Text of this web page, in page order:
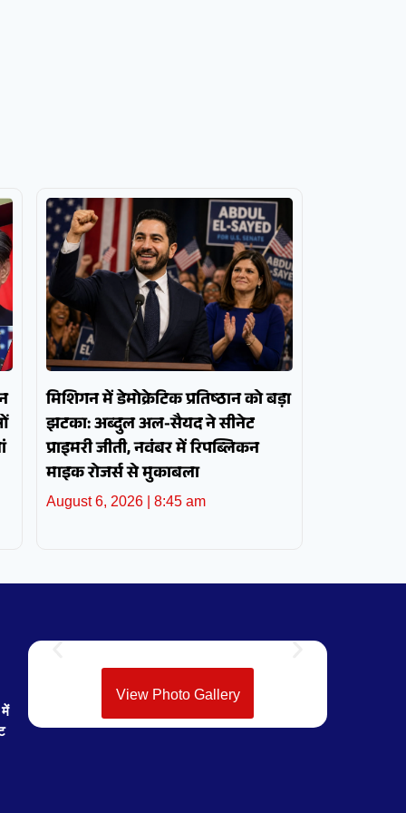
मिशिगन में डेमोक्रेटिक प्रतिष्ठान को बड़ा
झटका: अब्दुल अल-सैयद ने सीनेट
प्राइमरी जीती, नवंबर में रिपब्लिकन
माइक रोजर्स से मुकाबला
August 6, 2026 8:45 am
View Photo Gallery